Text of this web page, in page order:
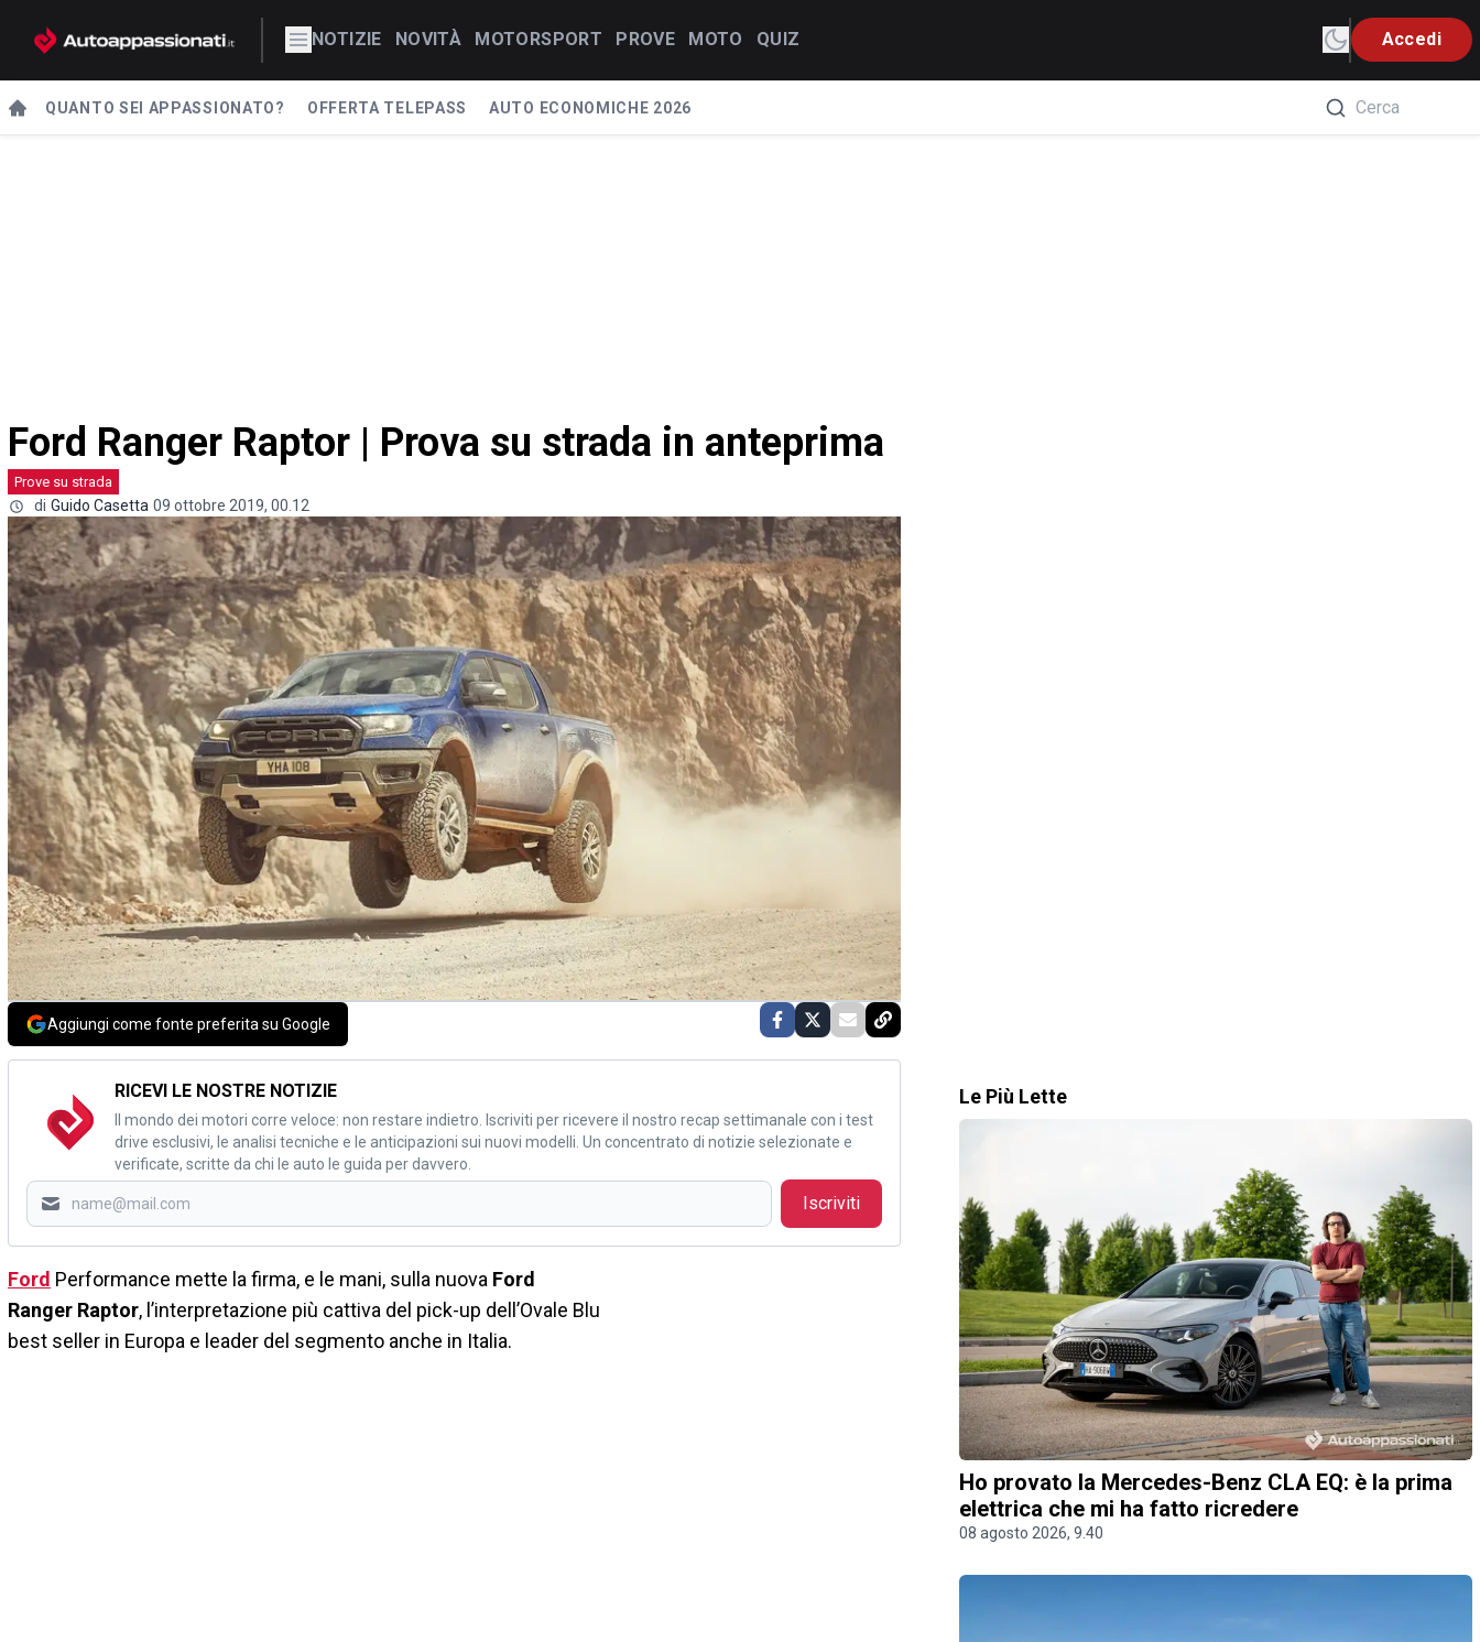
NOTIZIE NOVITÀ MOTORSPORT PROVE MOTO QUIZ Accedi
QUANTO SEI APPASSIONATO? OFFERTA TELEPASS AUTO ECONOMICHE 2026
Ford Ranger Raptor | Prova su strada in anteprima
Prove su strada
di Guido Casetta 09 ottobre 2019, 00.12
Aggiungi come fonte preferita su Google
RICEVI LE NOSTRE NOTIZIE
Il mondo dei motori corre veloce: non restare indietro. Iscriviti per ricevere il nostro recap settimanale con i test
drive esclusivi, le analisi tecniche e le anticipazioni sui nuovi modelli. Un concentrato di notizie selezionate e
verificate, scritte da chi le auto le guida per davvero.
Iscriviti
Ford Performance mette la firma, e le mani, sulla nuova Ford
Ranger Raptor, l’interpretazione più cattiva del pick-up dell’Ovale Blu
best seller in Europa e leader del segmento anche in Italia.
Le Più Lette
Ho provato la Mercedes-Benz CLA EQ: è la prima
elettrica che mi ha fatto ricredere
08 agosto 2026, 9.40